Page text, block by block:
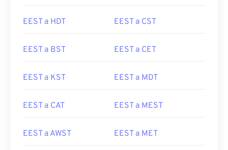
EEST a HDT EEST a CST
EEST a BST EEST a CET
EEST a KST EEST a MDT
EEST a CAT EEST a MEST
EEST a AWST EEST a MET